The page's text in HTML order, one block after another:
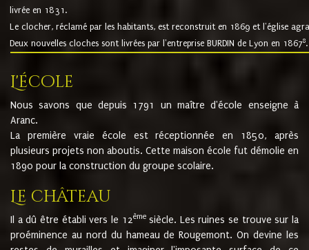
livrée en 1831.
Le clocher, réclamé par les habitants, est reconstruit en 1869 et l'église
Deux nouvelles cloches sont livrées par l'entreprise BURDIN de Lyon en 18678.
L'école
Nous savons que depuis 1791 un maître d'école enseigne à
Aranc.
La première vraie école est réceptionnée en 1850, après
plusieurs projets non aboutis. Cette maison école fut démolie en
1890 pour la construction du groupe scolaire.
Le château
Il a dû être établi vers le 12èmesiècle. Les ruines se trouve sur la
proéminence au nord du hameau de Rougemont. On devine les